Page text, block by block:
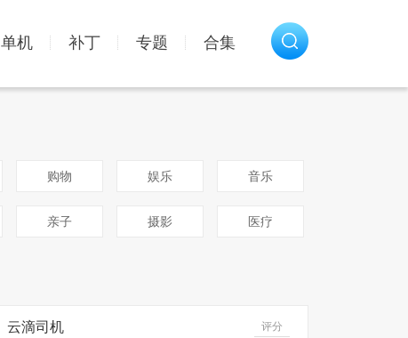
单机 补丁 专题 合集
购物 娱乐 音乐
亲子 摄影 医疗
云滴司机 评分